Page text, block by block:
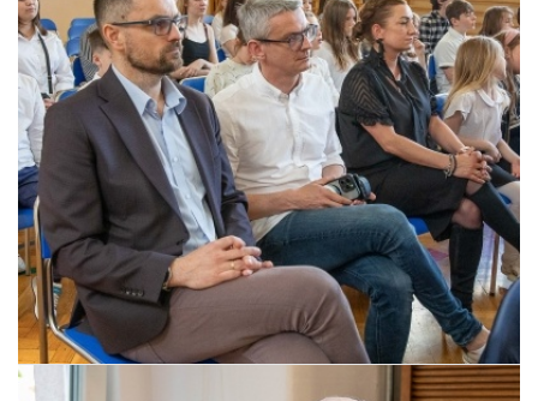
Pszczyna, 22 maja 2026 r.